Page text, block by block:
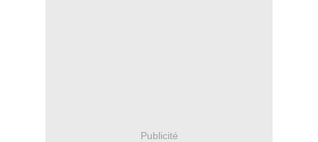
Publicité